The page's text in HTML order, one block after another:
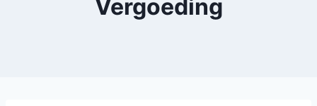
Vergoeding